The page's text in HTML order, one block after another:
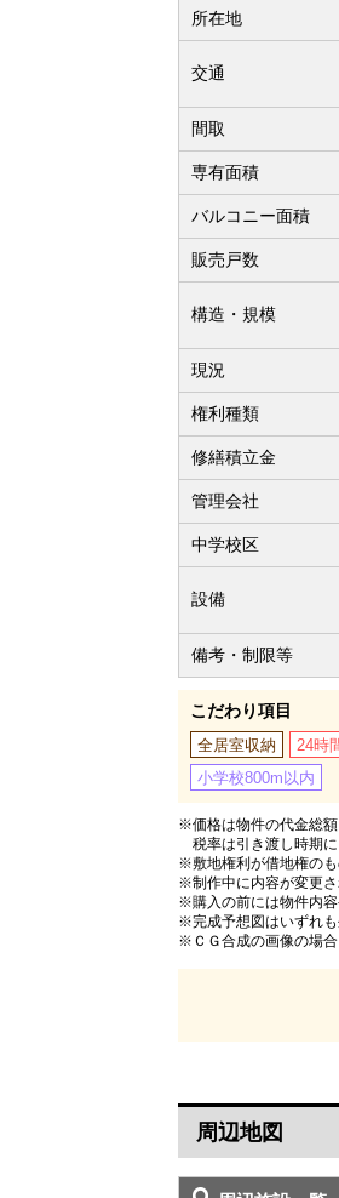
所在地
交通
間取
専有面積
バルコニー面積
販売戸数
構造・規模
現況
権利種類
修繕積立金
管理会社
中学校区
設備
備考・制限等
こだわり項目
全居室収納 24時
小学校800m以内
※価格は物件の代金総額
税率は引き渡し時期
※敷地権利が借地権のも
※制作中に内容が変更さ
※購入の前には物件内容
※完成予想図はいずれも
※ＣＧ合成の画像の場合
周辺地図